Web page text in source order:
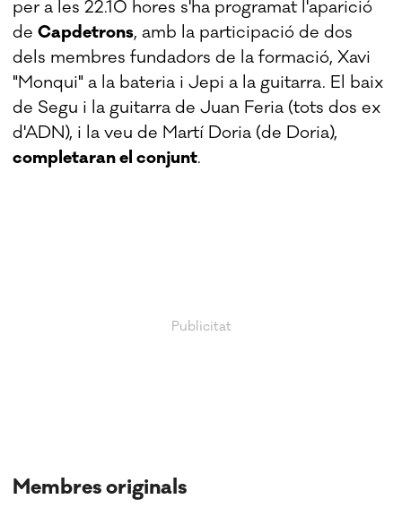
per a les 22.10 hores s'ha programat l'aparició
deCapdetrons, amb la participació de dos
dels membres fundadors de la formació, Xavi
"Monqui" a la bateria i Jepi a la guitarra. El baix
de Segu i la guitarra de Juan Feria (tots dos ex
d'ADN), i la veu de Martí Doria (de Doria),
completaran el conjunt.
Membres originals